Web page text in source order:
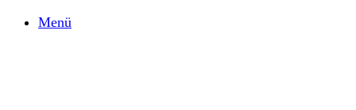
Menü